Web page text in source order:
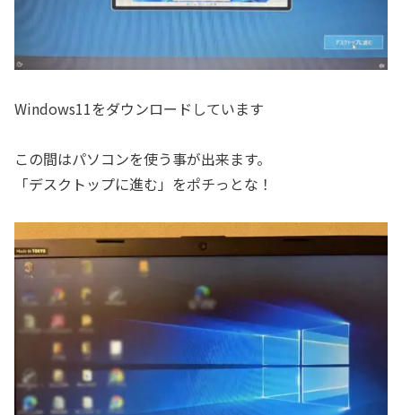
Windows11をダウンロードしています
この間はパソコンを使う事が出来ます。
「デスクトップに進む」をポチっとな！